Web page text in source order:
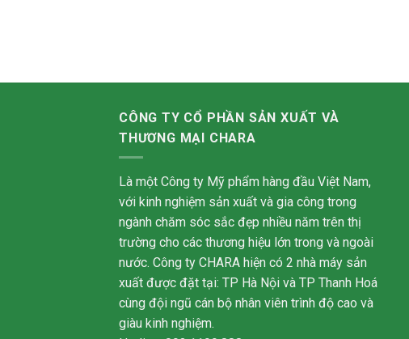
CÔNG TY CỔ PHẦN SẢN XUẤT VÀ
THƯƠNG MẠI CHARA
Là một Công ty Mỹ phẩm hàng đầu Việt Nam,
với kinh nghiệm sản xuất và gia công trong
ngành chăm sóc sắc đẹp nhiều năm trên thị
trường cho các thương hiệu lớn trong và ngoài
nước. Công ty CHARA hiện có 2 nhà máy sản
xuất được đặt tại: TP Hà Nội và TP Thanh Hoá
cùng đội ngũ cán bộ nhân viên trình độ cao và
giàu kinh nghiệm.